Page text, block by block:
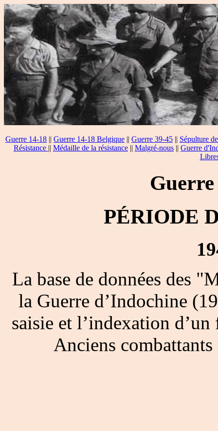
Guerre 14-18 || Guerre 14-18 Belgique || Guerre 39-45 || Sépulture
Résistance || Médaille de la résistance || Malgré-nous || Guerre
PÉRIODE
La base de données des
la Guerre d’Indochine
saisie et l’indexation
Anciens